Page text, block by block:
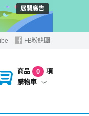
展開廣告
FB粉絲團
商品 0
項
購物車